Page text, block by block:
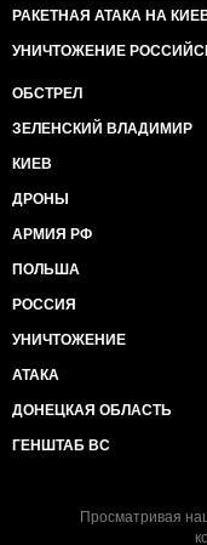
РАКЕТНАЯ АТАКА НА
УНИЧТОЖЕНИЕ
ОБСТРЕЛ
ЗЕЛЕНСКИЙ ВЛАДИМИР
КИЕВ
ДРОНЫ
АРМИЯ РФ
ПОЛЬША
РОССИЯ
УНИЧТОЖЕНИЕ
АТАКА
ДОНЕЦКАЯ ОБЛАСТЬ
ГЕНШТАБ ВС
Просматривая